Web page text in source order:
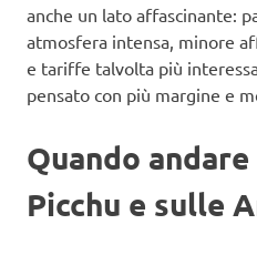
anche un lato affascinante:
atmosfera intensa, minore
e tariffe talvolta più
pensato con più margine e
Quando andare
Picchu e sulle